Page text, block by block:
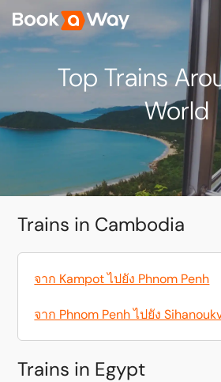
Top Trains
World
Trains in Cambodia
จาก Kampot ไปยัง Phnom Penh
จาก Phnom Penh ไปยัง
Trains in Egypt